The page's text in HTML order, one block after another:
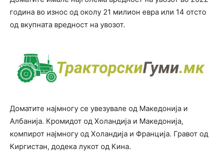
година во износ од околу 21 милион евра или 14 отсто
од вкупната вредност на увозот.
Доматите најмногу се увезувале од Македонија и
Албанија. Кромидот од Холандија и Македонија,
компирот најмногу од Холандија и Франција. Гравот од
Киргистан, додека лукот од Кина.